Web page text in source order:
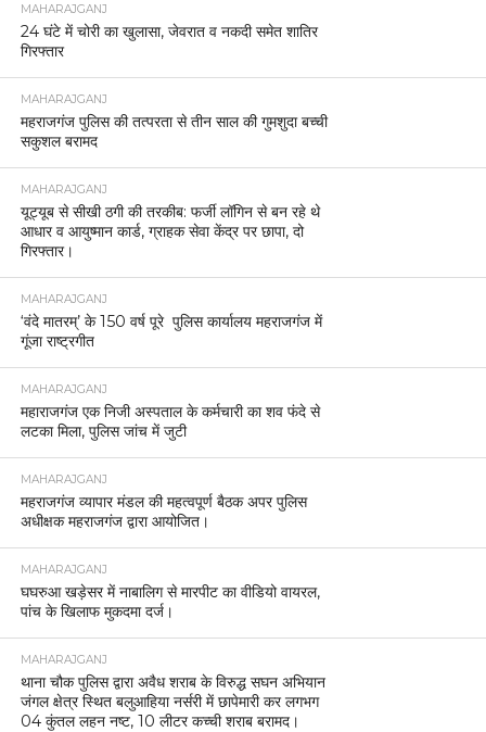
MAHARAJGANJ
24 घंटे में चोरी का खुलासा, जेवरात व नकदी समेत शातिर
गिरफ्तार
MAHARAJGANJ
महराजगंज पुलिस की तत्परता से तीन साल की गुमशुदा बच्ची
सकुशल बरामद
MAHARAJGANJ
यूट्यूब से सीखी ठगी की तरकीब: फर्जी लॉगिन से बन रहे थे
आधार व आयुष्मान कार्ड, ग्राहक सेवा केंद्र पर छापा, दो
गिरफ्तार।
MAHARAJGANJ
‘वंदे मातरम्’ के 150 वर्ष पूरे पुलिस कार्यालय महराजगंज में
गूंजा राष्ट्रगीत
MAHARAJGANJ
महाराजगंज एक निजी अस्पताल के कर्मचारी का शव फंदे से
लटका मिला, पुलिस जांच में जुटी
MAHARAJGANJ
महराजगंज व्यापार मंडल की महत्वपूर्ण बैठक अपर पुलिस
अधीक्षक महराजगंज द्वारा आयोजित।
MAHARAJGANJ
घघरुआ खड़ेसर में नाबालिग से मारपीट का वीडियो वायरल,
पांच के खिलाफ मुकदमा दर्ज।
MAHARAJGANJ
थाना चौक पुलिस द्वारा अवैध शराब के विरुद्ध सघन अभियान
जंगल क्षेत्र स्थित बलुआहिया नर्सरी में छापेमारी कर लगभग
04 कुंतल लहन नष्ट, 10 लीटर कच्ची शराब बरामद।